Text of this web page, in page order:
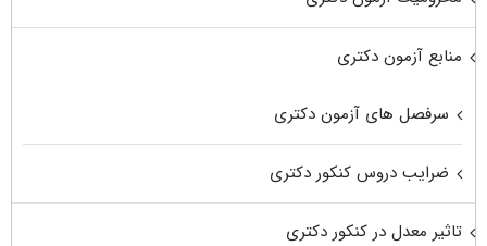
منابع آزمون دکتری
سرفصل های آزمون دکتری
ضرایب دروس کنکور دکتری
تاثیر معدل در کنکور دکتری